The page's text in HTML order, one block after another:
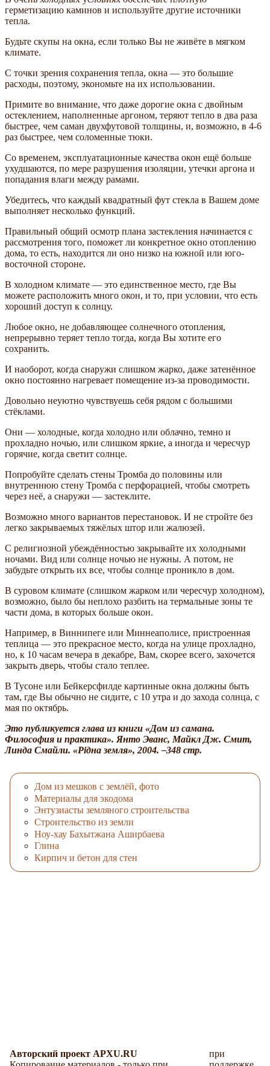
герметизацию каминов и используйте другие источники
тепла.
Будьте скупы на окна, если только Вы не живёте в мягком
климате.
С точки зрения сохранения тепла, окна — это большие
расходы, поэтому, экономьте на их использовании.
Примите во внимание, что даже дорогие окна с двойным
остеклением, наполненные аргоном, теряют тепло в два раза
быстрее, чем саман двухфутовой толщины, и, возможно, в 4-6
раз быстрее, чем соломенные тюки.
Со временем, эксплуатационные качества окон ещё больше
ухудшаются, по мере разрушения изоляции, утечки аргона и
попадания влаги между рамами.
Убедитесь, что каждый квадратный фут стекла в Вашем доме
выполняет несколько функций.
Правильный общий осмотр плана застекления начинается с
рассмотрения того, поможет ли конкретное окно отоплению
дома, то есть, находится ли оно низко на южной или юго-
восточной стороне.
В холодном климате — это единственное место, где Вы
можете расположить много окон, и то, при условии, что есть
хороший доступ к солнцу.
Любое окно, не добавляющее солнечного отопления,
непрерывно теряет тепло тогда, когда Вы хотите его
сохранить.
И наоборот, когда снаружи слишком жарко, даже затенённое
окно постоянно нагревает помещение из-за проводимости.
Довольно неуютно чувствуешь себя рядом с большими
стёклами.
Они — холодные, когда холодно или облачно, темно и
прохладно ночью, или слишком яркие, а иногда и чересчур
горячие, когда светит солнце.
Попробуйте сделать стены Тромба до половины или
внутреннюю стену Тромба с перфорацией, чтобы смотреть
через неё, а снаружи — застеклите.
Возможно много вариантов перестановок. И не стройте без
легко закрываемых тяжёлых штор или жалюзей.
С религиозной убеждённостью закрывайте их холодными
ночами. Вид или солнце ночью не нужны. А потом, не
забудьте открыть их все, чтобы солнце проникло в дом.
В суровом климате (слишком жарком или чересчур холодном),
возможно, было бы неплохо разбить на термальные зоны те
части дома, в которых больше окон.
Например, в Виннипеге или Миннеаполисе, пристроенная
теплица — это прекрасное место, когда на улице прохладно,
но, к 10 часам вечера в декабре, Вам, скорее всего, захочется
закрыть дверь, чтобы стало теплее.
В Тусоне или Бейкерсфилде картинные окна должны быть
там, где Вы обычно не сидите, с 10 утра и до захода солнца, с
мая по октябрь.
Это публикуется глава из книги «Дом из самана.
Философия и практика». Янто Эванс, Майкл Дж. Смит,
Линда Смайли. «Рiдна земля», 2004. –348 стр.
Дом из мешков с землёй, фото
Материалы для экодома
Энтузиасты земляного строительства
Строительство из земли
Ноу-хау Бахытжана Аширбаева
Глина
Кирпич и бетон для стен
Авторский проект APXU.RU
при